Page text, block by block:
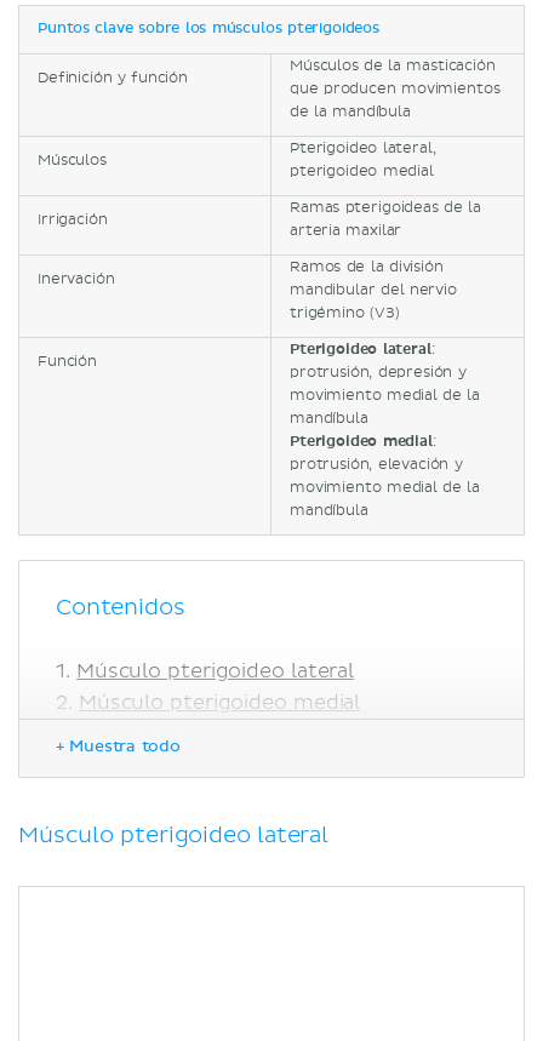
Puntos clave sobre los músculos pterigoideos
Definición y función
Músculos de la masticación
que producen movimientos
de la mandíbula
Músculos
Pterigoideo lateral,
pterigoideo medial
Irrigación
Ramas pterigoideas de la
arteria maxilar
Inervación
Ramos de la división
mandibular del nervio
trigémino (V3)
Función
Pterigoideo lateral:
protrusión, depresión y
movimiento medial de la
mandíbula
Pterigoideo medial:
protrusión, elevación y
movimiento medial de la
mandíbula
Contenidos
Músculo pterigoideo lateral
Músculo pterigoideo medial
+ Muestra todo
Músculo pterigoideo lateral